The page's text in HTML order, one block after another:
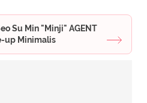
Su Min "Minji" AGENT
up Minimalis